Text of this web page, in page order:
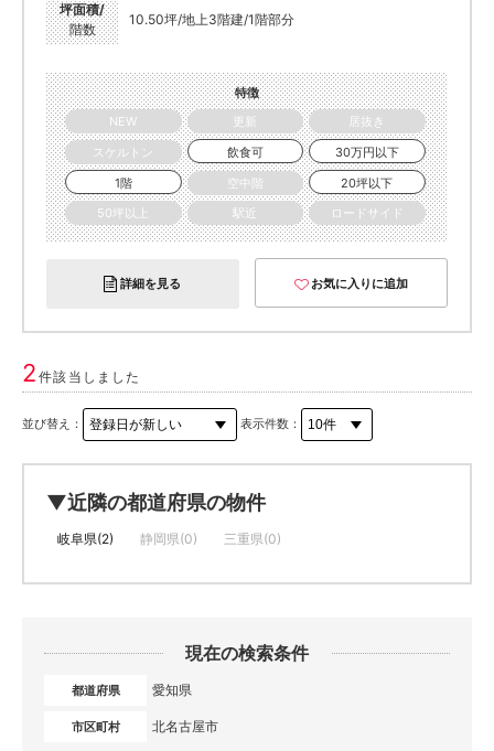
坪面積/
階数
10.50坪/地上3階建/1階部分
特徴
NEW
更新
居抜き
スケルトン
飲食可
30万円以下
1階
空中階
20坪以下
50坪以上
駅近 ロードサイド
詳細を見る お気に入りに追加
2件該当しました
並び替え： 表示件数：
▼近隣の都道府県の物件
岐阜県(2) 静岡県(0) 三重県(0)
現在の検索条件
都道府県 愛知県
市区町村 北名古屋市